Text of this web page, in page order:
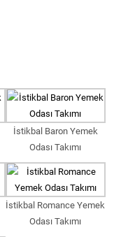
İstikbal Baron Yemek
Odası Takımı
İstikbal Romance Yemek
Odası Takımı